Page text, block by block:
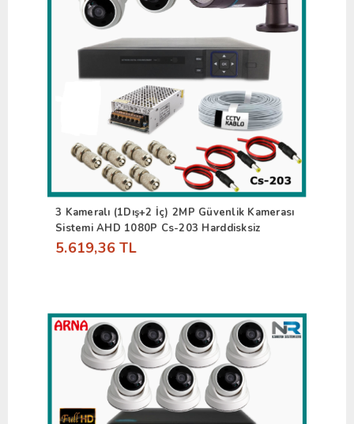
3 Kameralı (1Dış+2 İç) 2MP Güvenlik Kamerası
Sistemi AHD 1080P Cs-203 Harddisksiz
5.619,36 TL